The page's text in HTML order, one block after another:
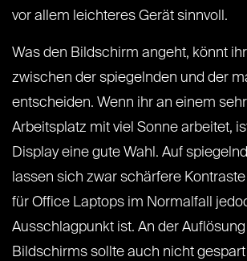
vor allem leichteres Gerät sinnvoll.
Was den Bildschirm angeht, könnt
zwischen der spiegelnden und der
entscheiden. Wenn ihr an einem
Arbeitsplatz mit viel Sonne arbeitet,
Display eine gute Wahl. Auf
lassen sich zwar schärfere
für Office Laptops im Normalfall
Ausschlagpunkt ist. An der
Bildschirms sollte auch nicht